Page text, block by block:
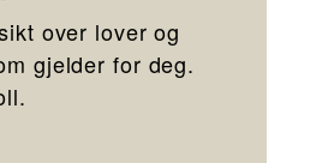
over lover og
gjelder for deg.